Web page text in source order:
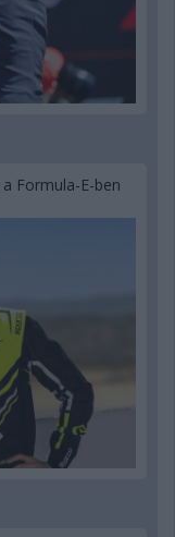
Formula-E-ben